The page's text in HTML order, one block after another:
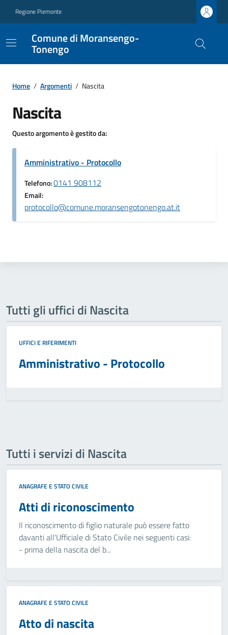
Regione Piemonte
Comune di Moransengo-
Tonengo
Home / Argomenti / Nascita
Nascita
Questo argomento è gestito da:
Amministrativo - Protocollo
Telefono:0141 908112
Email:
protocollo@comune.moransengotonengo.at.it
Tutti gli uffici di Nascita
UFFICI E RIFERIMENTI
Amministrativo - Protocollo
Tutti i servizi di Nascita
ANAGRAFE E STATO CIVILE
Atti di riconoscimento
Il riconoscimento di figlio naturale può essere fatto
davanti all'Ufficiale di Stato Civile nei seguenti casi:
- prima della nascita del b...
ANAGRAFE E STATO CIVILE
Atto di nascita